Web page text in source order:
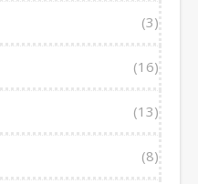
(3)
(16)
(13)
(8)